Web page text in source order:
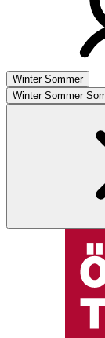
Winter Sommer
Winter Sommer